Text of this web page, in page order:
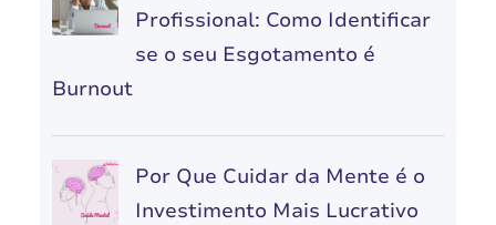
Profissional: Como Identificar
se o seu Esgotamento é
Burnout
Por Que Cuidar da Mente é o
Investimento Mais Lucrativo